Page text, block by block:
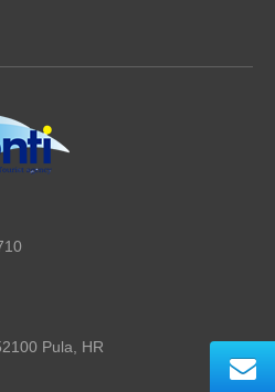
Pula, HR